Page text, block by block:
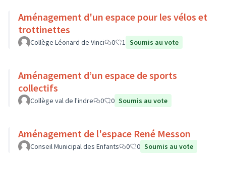
Aménagement d'un espace pour les vélos et
trottinettes
Collège Léonard de Vinci 0 1 Soumis au vote
Aménagement d’un espace de sports
collectifs
Collège val de l'indre 0 0 Soumis au vote
Aménagement de l'espace René Messon
Conseil Municipal des Enfants 0 0 Soumis au vote